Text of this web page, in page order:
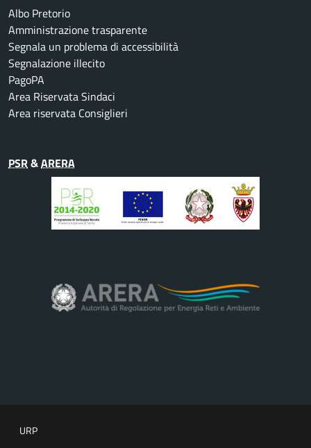
Albo Pretorio
Amministrazione trasparente
Segnala un problema di accessibilità
Segnalazione illecito
PagoPA
Area Riservata Sindaci
Area riservata Consiglieri
PSR&ARERA
URP